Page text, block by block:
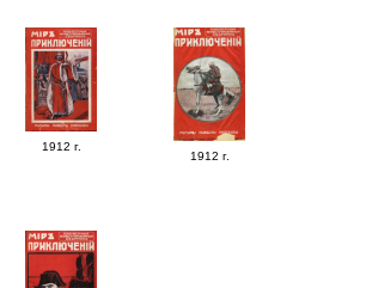
1912 г.
1912 г.